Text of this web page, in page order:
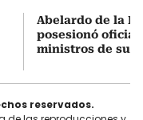
Abelardo de la
posesionó
ministros de su
reservados.